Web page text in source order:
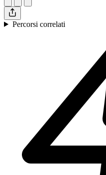
Percorsi correlati